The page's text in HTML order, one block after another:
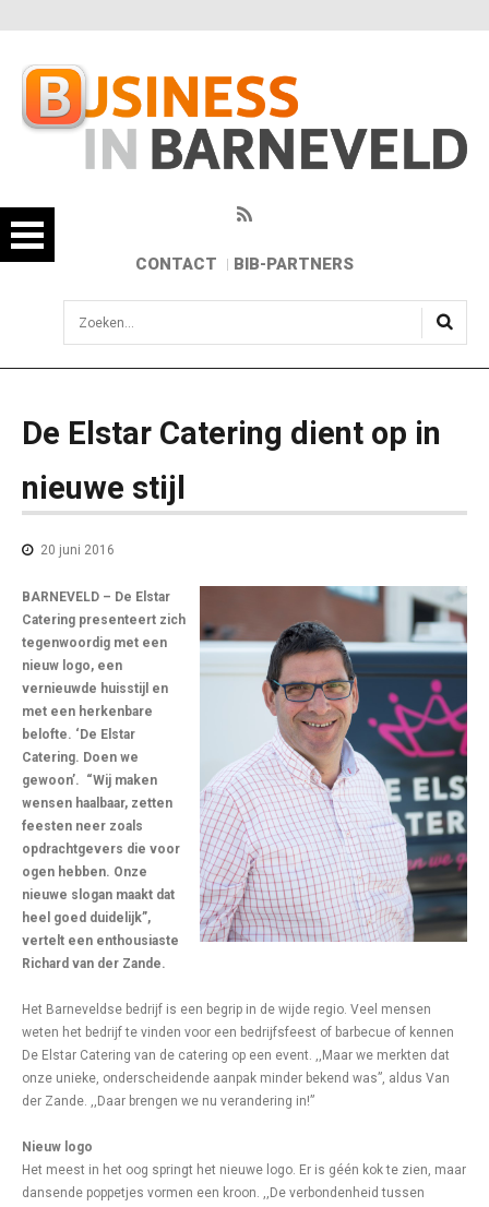
CONTACT BIB-PARTNERS
sisea.search
De Elstar Catering dient op in
nieuwe stijl
20 juni 2016
BARNEVELD – De Elstar
Catering presenteert zich
tegenwoordig met een
nieuw logo, een
vernieuwde huisstijl en
met een herkenbare
belofte. ‘De Elstar
Catering. Doen we
gewoon’. “Wij maken
wensen haalbaar, zetten
feesten neer zoals
opdrachtgevers die voor
ogen hebben. Onze
nieuwe slogan maakt dat
heel goed duidelijk”,
vertelt een enthousiaste
Richard van der Zande.
Het Barneveldse bedrijf is een begrip in de wijde regio. Veel mensen
weten het bedrijf te vinden voor een bedrijfsfeest of barbecue of kennen
De Elstar Catering van de catering op een event. ,,Maar we merkten dat
onze unieke, onderscheidende aanpak minder bekend was”, aldus Van
der Zande. ,,Daar brengen we nu verandering in!”
Nieuw logo
Het meest in het oog springt het nieuwe logo. Er is géén kok te zien, maar
dansende poppetjes vormen een kroon. ,,De verbondenheid tussen